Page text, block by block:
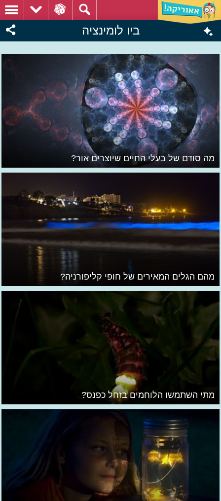
ביו לומינציה
מה סודם של בעלי החיים שיוצרים אור?
מהם הגלים המאירים של חופי קליפורניה?
מתי השתמשו הלוחמים בזחל כפנס?